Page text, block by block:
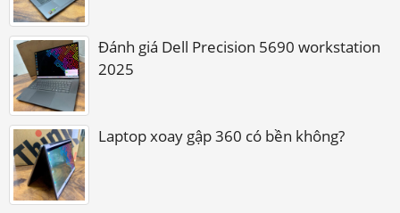
Đánh giá Dell Precision 5690 workstation
2025
Laptop xoay gập 360 có bền không?